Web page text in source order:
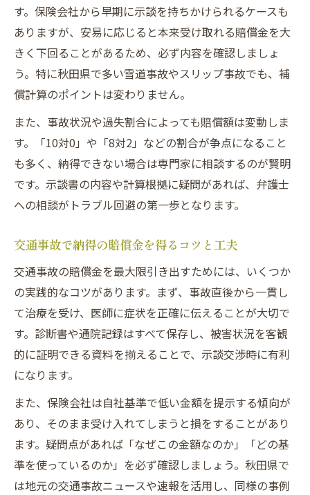
す。保険会社から早期に示談を持ちかけられるケースも
ありますが、安易に応じると本来受け取れる賠償金を大
きく下回ることがあるため、必ず内容を確認しましょ
う。特に秋田県で多い雪道事故やスリップ事故でも、補
償計算のポイントは変わりません。
また、事故状況や過失割合によっても賠償額は変動しま
す。「10対0」や「8対2」などの割合が争点になること
も多く、納得できない場合は専門家に相談するのが賢明
です。示談書の内容や計算根拠に疑問があれば、弁護士
への相談がトラブル回避の第一歩となります。
交通事故で納得の賠償金を得るコツと工夫
交通事故の賠償金を最大限引き出すためには、いくつか
の実践的なコツがあります。まず、事故直後から一貫し
て治療を受け、医師に症状を正確に伝えることが大切で
す。診断書や通院記録はすべて保存し、被害状況を客観
的に証明できる資料を揃えることで、示談交渉時に有利
になります。
また、保険会社は自社基準で低い金額を提示する傾向が
あり、そのまま受け入れてしまうと損をすることがあり
ます。疑問点があれば「なぜこの金額なのか」「どの基
準を使っているのか」を必ず確認しましょう。秋田県で
は地元の交通事故ニュースや速報を活用し、同様の事例